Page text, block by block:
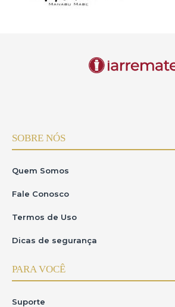
SOBRE NÓS
Quem Somos
Fale Conosco
Termos de Uso
Dicas de segurança
PARA VOCÊ
Suporte